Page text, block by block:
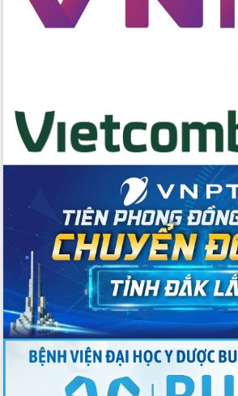
Tập huấn nâng cao năng lực triển khai
chuyển đổi số cho cán bộ, công chức
Đẩy mạnh cải cách hành chính, quyết
tâm đạt được mục tiêu tăng trưởng
hai con số trong năm 2026
Tổ chức trang trọng Lễ hội Đền thờ
Lương Văn Chánh năm 2026
Phó Bí thư Tỉnh ủy Đắk Lắk Đỗ Hữu
Huy giữ chức Bí thư Đảng ủy Ủy Ban
Nhân dân tỉnh
Bệnh án điện tử thúc đẩy chuyển đổi
số y tế tại Đắk Lắk
Chuyển đổi số thư viện: Mở rộng
không gian tri thức trong thời đại số
Đánh giá, rút kinh nghiệm công tác tổ
chức diễn tập trước ngày bầu cử
Chương trình “Gặp gỡ hữu nghị –
Friendship Meeting New Year 2026”